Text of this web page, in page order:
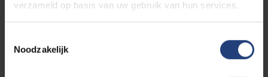
verzameld op basis van uw gebruik van hun services.
Noodzakelijk
Brussel (VUB) word je vanaf het begin